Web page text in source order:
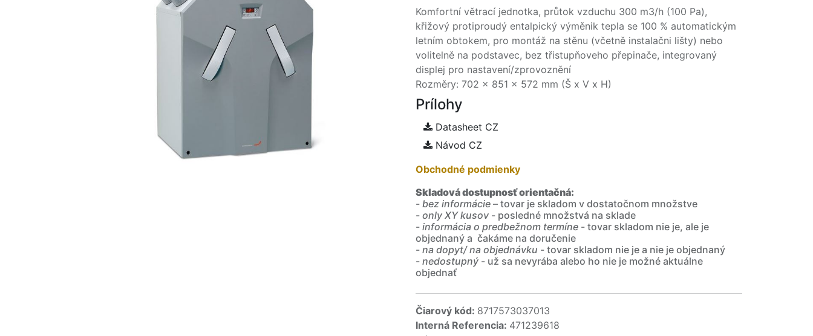
Komfortní větrací jednotka, průtok vzduchu 300 m3/h (100 Pa),
křižový protiproudý entalpický výměnik tepla se 100 % automatickým
letním obtokem, pro montáž na stěnu (včetně instalačni lišty) nebo
volitelně na podstavec, bez třistupňoveho přepinače, integrovaný
displej pro nastavení/zprovoznění
Rozměry: 702 x 851 x 572 mm (Š x V x H)
Prílohy
Datasheet CZ
Návod CZ
Obchodné podmienky
Skladová dostupnosť orientačná:
- bez informácie – tovar je skladom v dostatočnom množstve
- only XY kusov - posledné množstvá na sklade
- informácia o predbežnom termíne - tovar skladom nie je, ale je
objednaný a čakáme na doručenie
- na dopyt/ na objednávku - tovar skladom nie je a nie je objednaný
- nedostupný - už sa nevyrába alebo ho nie je možné aktuálne
objednať
Čiarový kód: 8717573037013
Interná Referencia: 471239618